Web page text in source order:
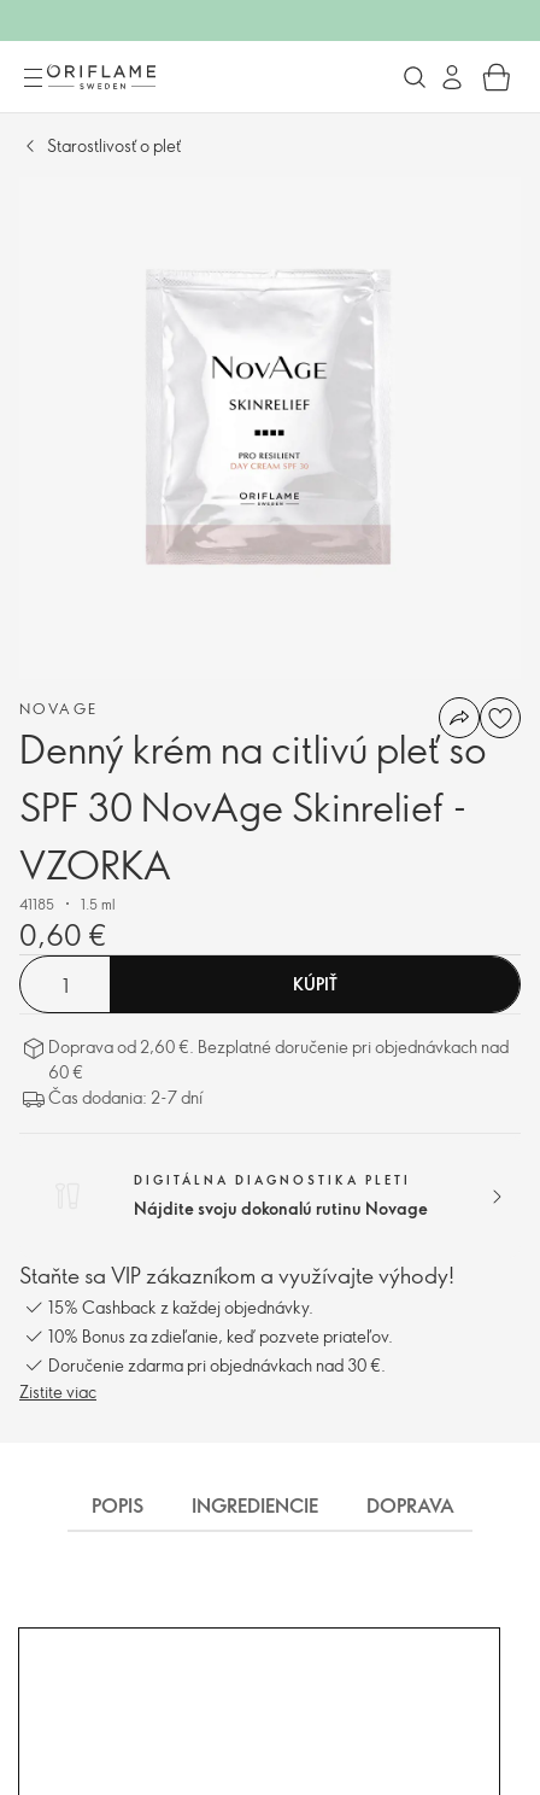
Starostlivosť o pleť
NOVAGE
Denný krém na citlivú pleť so
SPF 30 NovAge Skinrelief -
VZORKA
41185 1.5 ml
0,60 €
KÚPIŤ
Doprava od 2,60 €. Bezplatné doručenie pri objednávkach nad
60 €
Čas dodania: 2-7 dní
DIGITÁLNA DIAGNOSTIKA PLETI
Nájdite svoju dokonalú rutinu Novage
Staňte sa VIP zákazníkom a využívajte výhody!
15% Cashback z každej objednávky.
10% Bonus za zdieľanie, keď pozvete priateľov.
Doručenie zdarma pri objednávkach nad 30 €.
Zistite viac
POPIS INGREDIENCIE DOPRAVA